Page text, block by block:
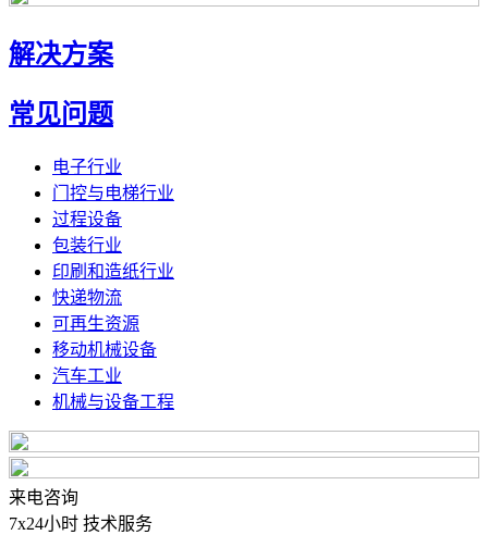
解决方案
常见问题
电子行业
门控与电梯行业
过程设备
包装行业
印刷和造纸行业
快递物流
可再生资源
移动机械设备
汽车工业
机械与设备工程
来电咨询
7x24小时 技术服务